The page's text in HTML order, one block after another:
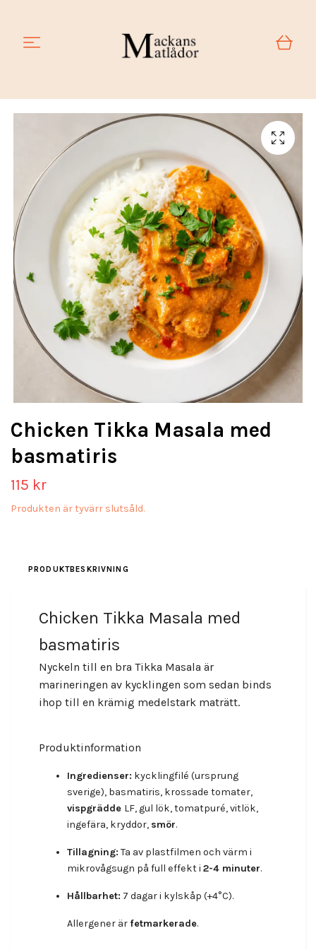
Chicken Tikka Masala med
basmatiris
115 kr
Produkten är tyvärr slutsåld.
PRODUKTBESKRIVNING
Chicken Tikka Masala med
basmatiris
Nyckeln till en bra Tikka Masala är
marineringen av kycklingen som sedan binds
ihop till en krämig medelstark maträtt.
Produktinformation
Ingredienser: kycklingfilé (ursprung
sverige), basmatiris, krossade tomater,
vispgrädde LF, gul lök, tomatpuré, vitlök,
ingefära, kryddor, smör.
Tillagning: Ta av plastfilmen och värm i
mikrovågsugn på full effekt i 2-4 minuter.
Hållbarhet: 7 dagar i kylskåp (+4°C).
Allergener är fetmarkerade.